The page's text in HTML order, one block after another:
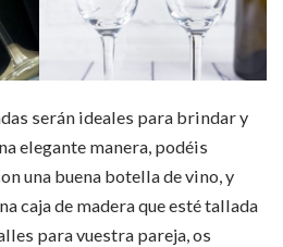
serán ideales para brindar y
elegante manera, podéis
una buena botella de vino, y
caja de madera que esté tallada
para vuestra pareja, os